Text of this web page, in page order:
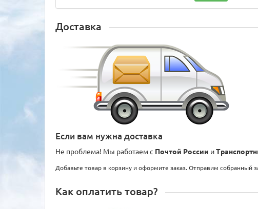
Доставка
Если вам нужна доставка
Не проблема! Мы работаем с Почтой России и
Добавьте товар в корзину и оформите заказ. Отправим собранный
Как оплатить товар?